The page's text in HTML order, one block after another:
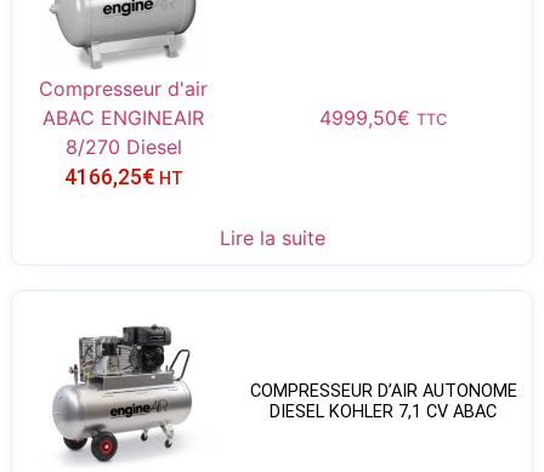
Compresseur d'air
ABAC ENGINEAIR
8/270 Diesel
4999,50€ TTC
4166,25€ HT
Lire la suite
COMPRESSEUR D’AIR AUTONOME
DIESEL KOHLER 7,1 CV ABAC